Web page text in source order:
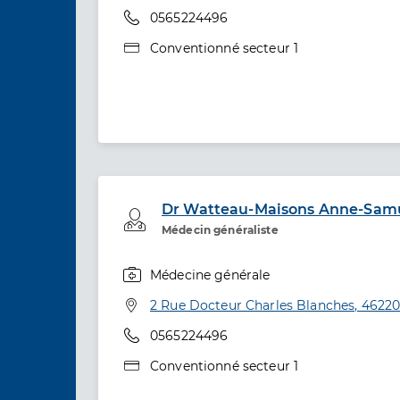
Téléphone
0565224496
Type de convention
Conventionné secteur 1
Dr Watteau-Maisons Anne-
Médecin généraliste
Professionel de santé
Médecine générale
Adresse
2 Rue Docteur Charles Blanches,
Téléphone
0565224496
Type de convention
Conventionné secteur 1